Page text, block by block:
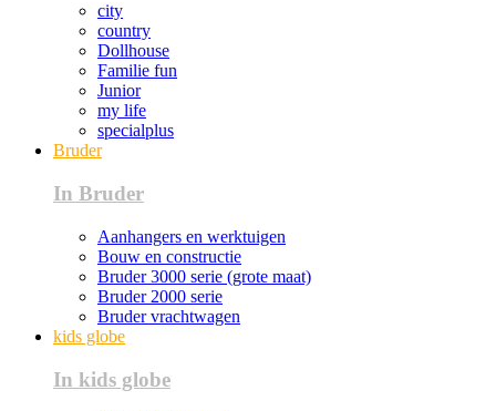
city
country
Dollhouse
Familie fun
Junior
my life
specialplus
Bruder
In Bruder
Aanhangers en werktuigen
Bouw en constructie
Bruder 3000 serie (grote maat)
Bruder 2000 serie
Bruder vrachtwagen
kids globe
In kids globe